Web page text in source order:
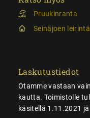
Pruukinranta
Seinäjoen
Laskutustiedot
Otamme vastaan
kautta. Toimistolle
käsitellä 1.11.2021